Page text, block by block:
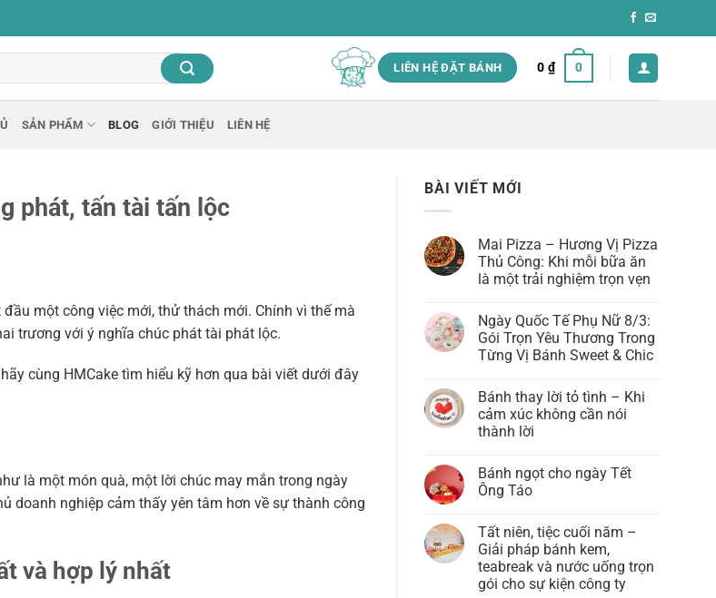
LIÊN HỆ ĐẶT BÁNH 0 ₫ 0
SẢN PHẨM BLOG GIỚI THIỆU LIÊN HỆ
phát, tấn tài tấn lộc
một công việc mới, thử thách mới. Chính vì thế mà
trương với ý nghĩa chúc phát tài phát lộc.
cùng HMCake tìm hiểu kỹ hơn qua bài viết dưới đây
là một món quà, một lời chúc may mắn trong ngày
doanh nghiệp cảm thấy yên tâm hơn về sự thành công
và hợp lý nhất
BÀI VIẾT MỚI
Mai Pizza – Hương Vị Pizza
Thủ Công: Khi mỗi bữa ăn
là một trải nghiệm trọn vẹn
bình
luận
ở
Mai
Hương
Vị
Pizza
Thủ
Công:
bữa
ăn
là
nghiệm
trọn
vẹn
Ngày Quốc Tế Phụ Nữ 8/3:
Gói Trọn Yêu Thương Trong
Từng Vị Bánh Sweet & Chic
bình
luận
ở
Ngày
Phụ
Nữ
8/3:
Yêu
Thương
Trong
Từng
Vị
Bánh
Bánh thay lời tỏ tình – Khi
cảm xúc không cần nói
thành lời
bình
luận
ở
lời
tỏ
tình
–
Khi
cảm
Bánh ngọt cho ngày Tết
Ông Táo
bình
luận
ở
Bánh
ngọt
cho
Tất niên, tiệc cuối năm –
Giải pháp bánh kem,
teabreak và nước uống trọn
gói cho sự kiện công ty